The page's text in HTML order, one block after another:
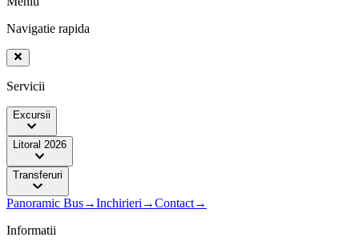
Navigatie rapida
Servicii
Excursii
Litoral 2026
Transferuri
Panoramic Bus→Inchirieri →Contact→
Informatii